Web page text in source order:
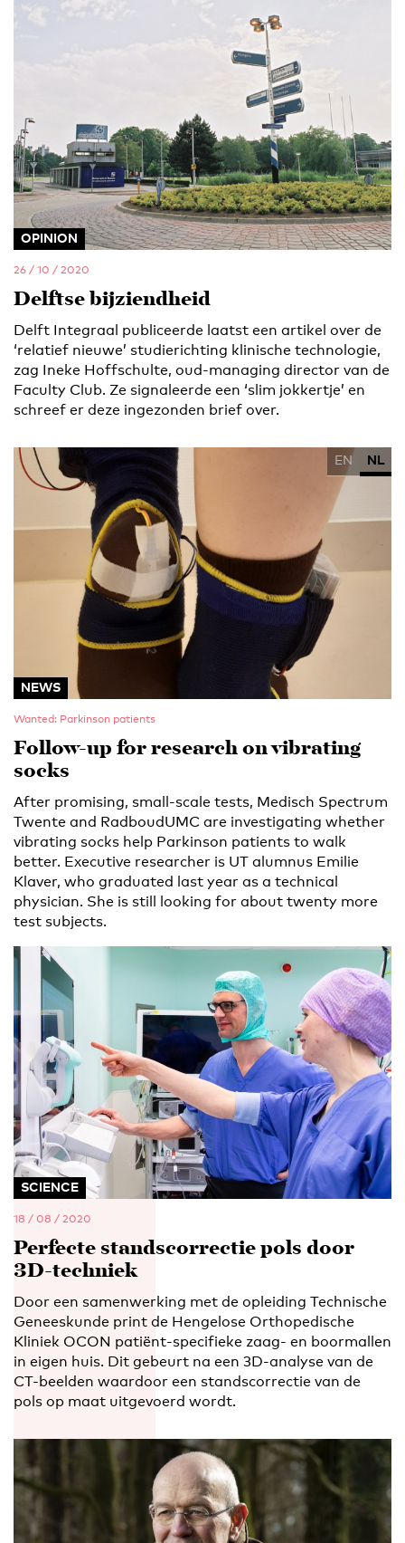
OPINION
26 / 10 / 2020
Delftse bijziendheid
Delft Integraal publiceerde laatst een artikel over de
‘relatief nieuwe’ studierichting klinische technologie,
zag Ineke Hoffschulte, oud-managing director van de
Faculty Club. Ze signaleerde een ‘slim jokkertje’ en
schreef er deze ingezonden brief over.
EN NL
NEWS
Wanted: Parkinson patients
Follow-up for research on vibrating
socks
After promising, small-scale tests, Medisch Spectrum
Twente and RadboudUMC are investigating whether
vibrating socks help Parkinson patients to walk
better. Executive researcher is UT alumnus Emilie
Klaver, who graduated last year as a technical
physician. She is still looking for about twenty more
test subjects.
SCIENCE
18 / 08 / 2020
Perfecte standscorrectie pols door
3D-techniek
Door een samenwerking met de opleiding Technische
Geneeskunde print de Hengelose Orthopedische
Kliniek OCON patiënt-specifieke zaag- en boormallen
in eigen huis. Dit gebeurt na een 3D-analyse van de
CT-beelden waardoor een standscorrectie van de
pols op maat uitgevoerd wordt.